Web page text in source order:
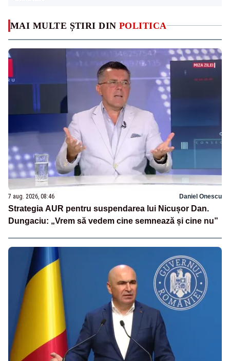
MAI MULTE ȘTIRI DIN POLITICA
7 aug. 2026, 08:46 Daniel Onescu
Strategia AUR pentru suspendarea lui Nicușor Dan.
Dungaciu: „Vrem să vedem cine semnează și cine nu”